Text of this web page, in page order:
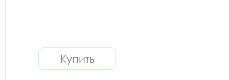
Купить